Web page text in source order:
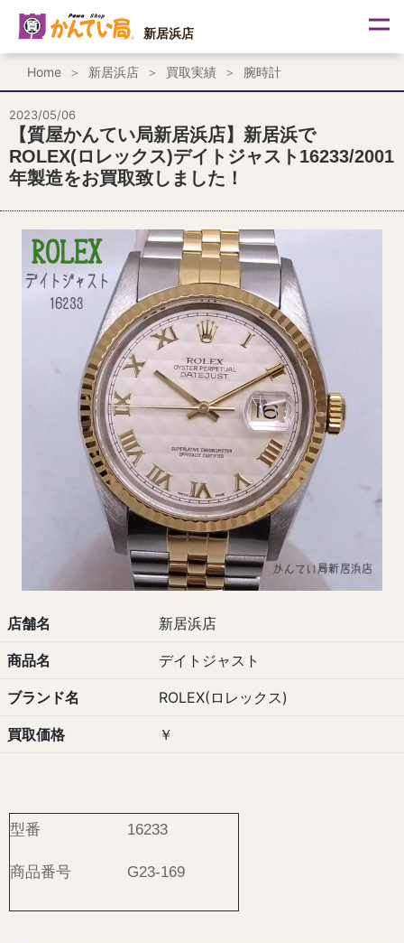
ス
ッ
プ
新居浜店
Home 新居浜店 買取実績 腕時計
2023/05/06
【質屋かんてい局新居浜店】新居浜で
ROLEX(ロレックス)デイトジャスト16233/2001
年製造をお買取致しました！
店舗名 新居浜店
商品名 デイトジャスト
ブランド名 ROLEX(ロレックス)
買取価格 ￥
型番 16233
商品番号 G23-169